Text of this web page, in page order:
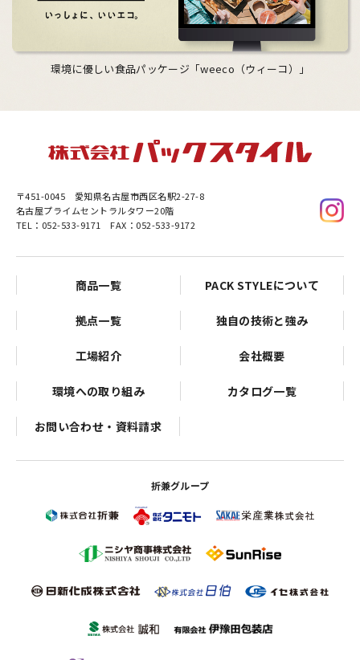
環境に優しい食品パッケージ「weeco（ウィーコ）」
〒451-0045 愛知県名古屋市西区名駅2-27-8
名古屋プライムセントラルタワー20階
TEL：052-533-9171 FAX：052-533-9172
商品一覧 PACK STYLEについて
拠点一覧 独自の技術と強み
工場紹介 会社概要
環境への取り組み カタログ一覧
お問い合わせ・資料請求
折兼グループ